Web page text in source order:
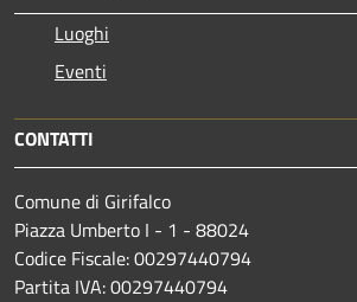
Luoghi
Eventi
CONTATTI
Comune di Girifalco
Piazza Umberto I - 1 - 88024
Codice Fiscale: 00297440794
Partita IVA: 00297440794